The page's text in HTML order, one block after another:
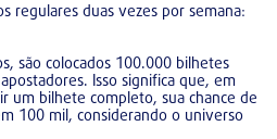
regulares duas vezes por semana:
são colocados 100.000 bilhetes
Isso significa que, em
um bilhete completo, sua chance de
100 mil, considerando o universo